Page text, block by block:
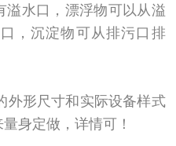
溢水口，漂浮物可以从溢
，沉淀物可从排污口排
外形尺寸和实际设备样式
身定做，详情可！